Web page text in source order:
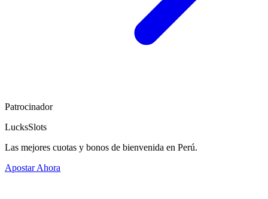
Patrocinador
LucksSlots
Las mejores cuotas y bonos de bienvenida en Perú.
Apostar Ahora